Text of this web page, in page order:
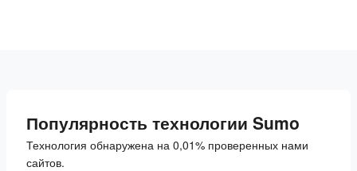
Популярность технологии Sumo
Технология обнаружена на 0,01% проверенных нами
сайтов.